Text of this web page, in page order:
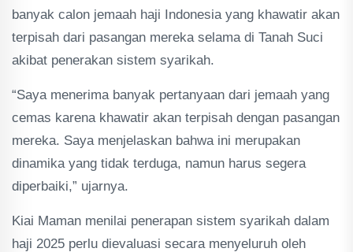
banyak calon jemaah haji Indonesia yang khawatir akan
terpisah dari pasangan mereka selama di Tanah Suci
akibat penerakan sistem syarikah.
“Saya menerima banyak pertanyaan dari jemaah yang
cemas karena khawatir akan terpisah dengan pasangan
mereka. Saya menjelaskan bahwa ini merupakan
dinamika yang tidak terduga, namun harus segera
diperbaiki,” ujarnya.
Kiai Maman menilai penerapan sistem syarikah dalam
haji 2025 perlu dievaluasi secara menyeluruh oleh